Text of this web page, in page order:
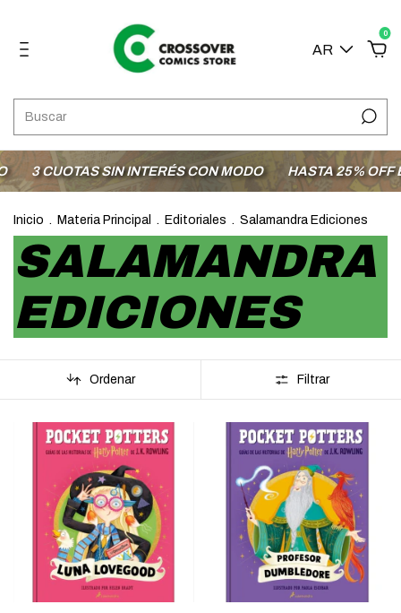
AR
0
CUOTAS SIN INTERÉS CON MODO HASTA 25% OFF EN
Inicio . Materia Principal . Editoriales . Salamandra Ediciones
SALAMANDRA
EDICIONES
Ordenar Filtrar